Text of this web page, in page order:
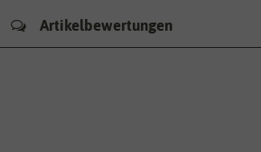
Artikelbewertungen